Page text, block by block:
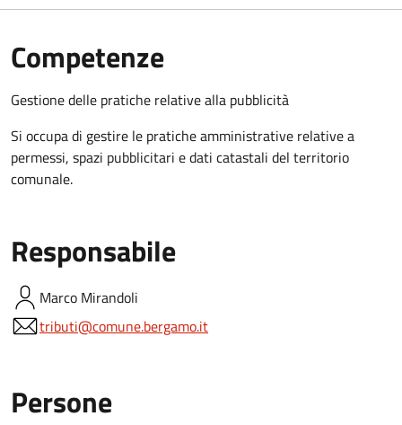
Competenze
Gestione delle pratiche relative alla pubblicità
Si occupa di gestire le pratiche amministrative relative a
permessi, spazi pubblicitari e dati catastali del territorio
comunale.
Responsabile
Marco Mirandoli
tributi@comune.bergamo.it
Persone